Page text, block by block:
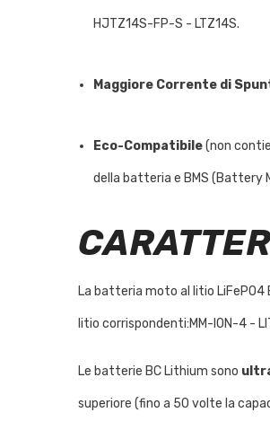
HJTZ14S-FP-S - LTZ14S.
Maggiore Corrente di
Eco-Compatibile(non
della batteria e BMS (Battery
La batteria moto al litio LiFePO4
litio corrispondenti:MM-ION-4 -
Le batterie BC Lithium sono
superiore (fino a 50 volte la